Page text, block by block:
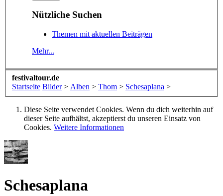
Nützliche Suchen
Themen mit aktuellen Beiträgen
Mehr...
festivaltour.de
Startseite Bilder > Alben > Thom > Schesaplana >
Diese Seite verwendet Cookies. Wenn du dich weiterhin auf
dieser Seite aufhältst, akzeptierst du unseren Einsatz von
Cookies. Weitere Informationen
Schesaplana